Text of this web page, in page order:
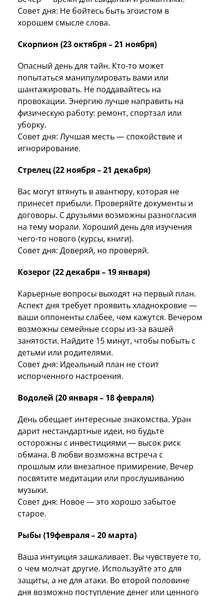
Совет дня: Не бойтесь быть эгоистом в
хорошем смысле слова.
Скорпион (23 октября – 21 ноября)
Опасный день для тайн. Кто-то может
попытаться манипулировать вами или
шантажировать. Не поддавайтесь на
провокации. Энергию лучше направить на
физическую работу: ремонт, спортзал или
уборку.
Совет дня: Лучшая месть — спокойствие и
игнорирование.
Стрелец (22 ноября – 21 декабря)
Вас могут втянуть в авантюру, которая не
принесет прибыли. Проверяйте документы и
договоры. С друзьями возможны разногласия
на тему морали. Хороший день для изучения
чего-то нового (курсы, книги).
Совет дня: Доверяй, но проверяй.
Козерог (22 декабря – 19 января)
Карьерные вопросы выходят на первый план.
Аспект дня требует проявить хладнокровие —
ваши оппоненты слабее, чем кажутся. Вечером
возможны семейные ссоры из-за вашей
занятости. Найдите 15 минут, чтобы побыть с
детьми или родителями.
Совет дня: Идеальный план не стоит
испорченного настроения.
Водолей (20 января – 18 февраля)
День обещает интересные знакомства. Уран
дарит нестандартные идеи, но будьте
осторожны с инвестициями — высок риск
обмана. В любви возможна встреча с
прошлым или внезапное примирение. Вечер
посвятите медитации или прослушиванию
музыки.
Совет дня: Новое — это хорошо забытое
старое.
Рыбы (19февраля – 20 марта)
Ваша интуиция зашкаливает. Вы чувствуете то,
о чем молчат другие. Используйте это для
защиты, а не для атаки. Во второй половине
дня возможно поступление денег или ценного